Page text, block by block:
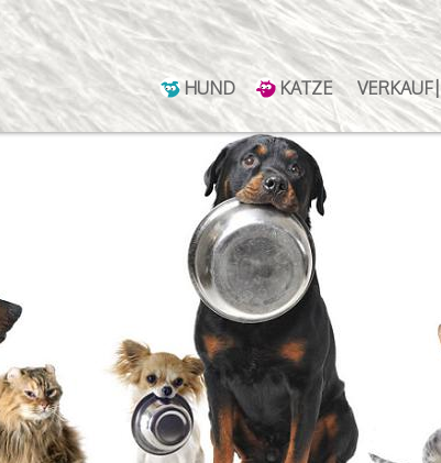
HUND KATZE